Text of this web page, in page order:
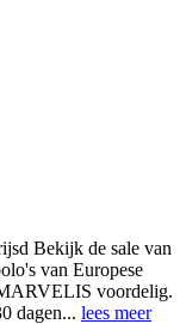
Bekijk de sale van
van Europese
voordelig.
dagen... lees meer